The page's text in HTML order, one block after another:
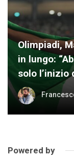
Olimpiadi,
in lungo:
solo l’inizio
Powered by